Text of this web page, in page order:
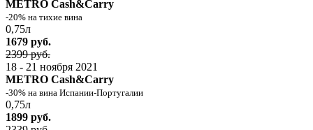
METRO Cash&Carry
-20% на тихие вина
0,75л
1679 руб.
2399 руб.
18 - 21 ноября 2021
METRO Cash&Carry
-30% на вина Испании-Португалии
0,75л
1899 руб.